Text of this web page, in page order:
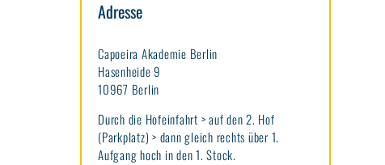
Adresse
Capoeira Akademie Berlin
Hasenheide 9
10967 Berlin
Durch die Hofeinfahrt > auf den 2. Hof
(Parkplatz) > dann gleich rechts über 1.
Aufgang hoch in den 1. Stock.